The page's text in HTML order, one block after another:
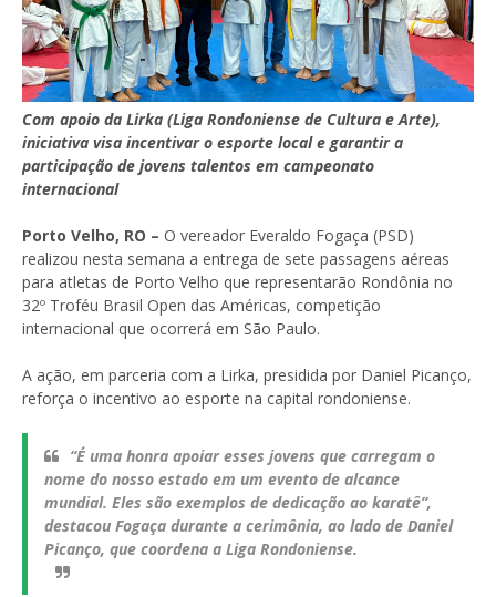
Com apoio da Lirka (Liga Rondoniense de Cultura e Arte),
iniciativa visa incentivar o esporte local e garantir a
participação de jovens talentos em campeonato
internacional
Porto Velho, RO – O vereador Everaldo Fogaça (PSD)
realizou nesta semana a entrega de sete passagens aéreas
para atletas de Porto Velho que representarão Rondônia no
32º Troféu Brasil Open das Américas, competição
internacional que ocorrerá em São Paulo.
A ação, em parceria com a Lirka, presidida por Daniel Picanço,
reforça o incentivo ao esporte na capital rondoniense.
“É uma honra apoiar esses jovens que carregam o
nome do nosso estado em um evento de alcance
mundial. Eles são exemplos de dedicação ao karatê”,
destacou Fogaça durante a cerimônia, ao lado de Daniel
Picanço, que coordena a Liga Rondoniense.